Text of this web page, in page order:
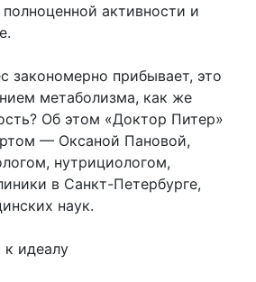
активности и
закономерно прибывает, это
метаболизма, как же
Об этом «Доктор Питер»
— Оксаной Пановой,
нутрициологом,
в Санкт-Петербурге,
наук.
идеалу